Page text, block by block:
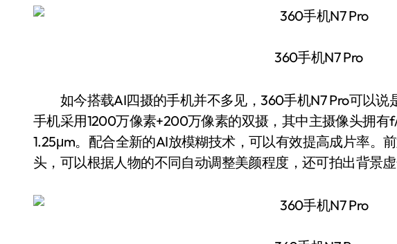
360手机N7 Pro
如今搭载AI四摄的手机并不多见，360手机N7 Pro可以说
手机采用1200万像素+200万像素的双摄，其中主摄像头拥有
1.25μm。配合全新的AI放模糊技术，可以有效提高成片率。
头，可以根据人物的不同自动调整美颜程度，还可拍出背景